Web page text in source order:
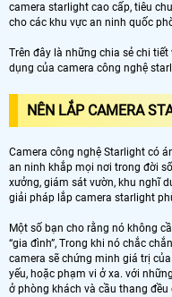
camera starlight cao cấp, tiêu
cho các khu vực an ninh quốc
Trên đây là những chia sẻ chi
dụng của camera công nghệ
NÊN LẮP CAMERA
Camera công nghệ Starlight có
an ninh khắp mọi nơi trong đời
xưởng, giám sát vườn, khu nghĩ
giải pháp lắp camera starlight
Một số bạn cho rằng nó không
“gia đình”, Trong khi nó chắc
camera sẽ chứng minh giá trị
yếu, hoặc phạm vi ở xa. với
ở phòng khách và cầu thang